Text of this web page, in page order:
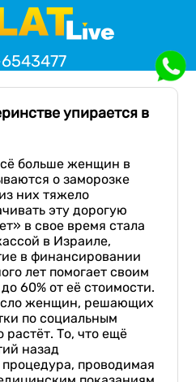
упирается в
больше женщин в
о заморозке
них тяжело
эту дорогую
в свое время стала
в Израиле,
в финансировании
лет помогает своим
60% от её стоимости.
женщин, решающих
по социальным
растёт. То, что ещё
назад
проводимая